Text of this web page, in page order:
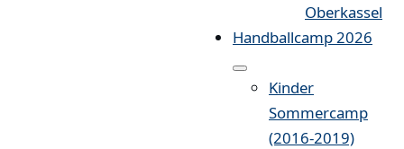
Oberkassel
Handballcamp 2026
Kinder
Sommercamp
(2016-2019)